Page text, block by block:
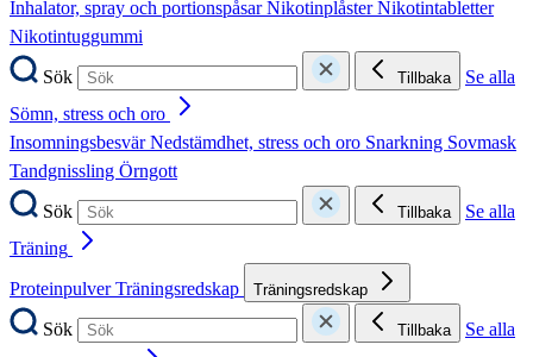
Inhalator, spray och portionspåsarNikotinplåsterNikotintabletter
Nikotintuggummi
Sök
Tillbaka
Se alla
Sömn, stress och oro
InsomningsbesvärNedstämdhet, stress och oro Snarkning Sovmask
Tandgnissling Örngott
Sök
Tillbaka
Se alla
Träning
ProteinpulverTräningsredskap Träningsredskap
Sök Tillbaka
Se alla